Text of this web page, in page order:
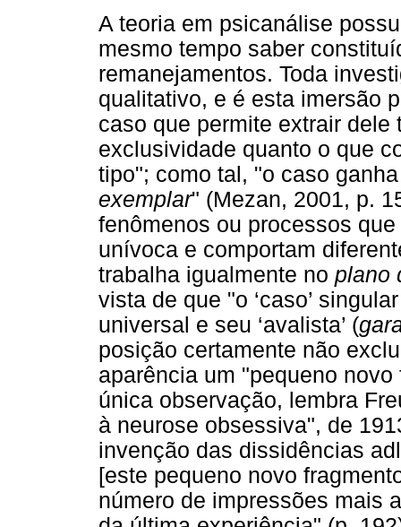
A teoria em psicanálise
mesmo tempo saber
remanejamentos. Toda
qualitativo, e é esta imersão
caso que permite extrair
exclusividade quanto o que
tipo"; como tal, "o caso
exemplar" (Mezan, 2001, p.
fenômenos ou processos
unívoca e comportam
trabalha igualmente no plano
vista de que "o ‘caso’
universal e seu ‘avalista’ (
posição certamente não
aparência um "pequeno
única observação, lembra
à neurose obsessiva", de
invenção das dissidências
[este pequeno novo
número de impressões mais